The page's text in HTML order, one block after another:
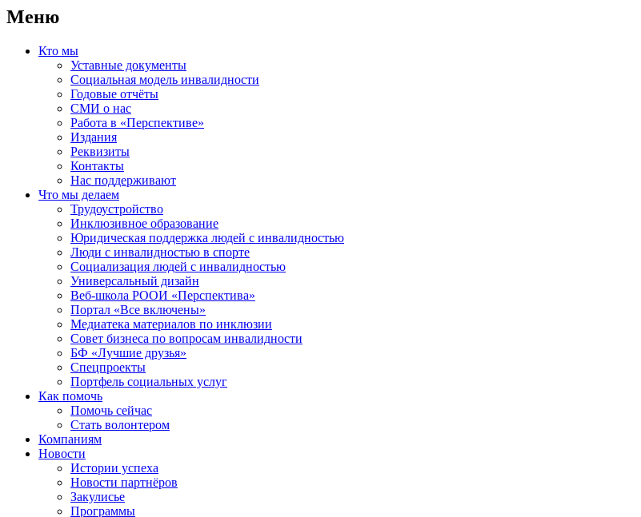
Меню
Кто мы
Уставные документы
Социальная модель инвалидности
Годовые отчёты
СМИ о нас
Работа в «Перспективе»
Издания
Реквизиты
Контакты
Нас поддерживают
Что мы делаем
Трудоустройство
Инклюзивное образование
Юридическая поддержка людей с инвалидностью
Люди с инвалидностью в спорте
Социализация людей с инвалидностью
Универсальный дизайн
Веб-школа РООИ «Перспектива»
Портал «Все включены»
Медиатека материалов по инклюзии
Совет бизнеса по вопросам инвалидности
БФ «Лучшие друзья»
Спецпроекты
Портфель социальных услуг
Как помочь
Помочь сейчас
Стать волонтером
Компаниям
Новости
Истории успеха
Новости партнёров
Закулисье
Программы